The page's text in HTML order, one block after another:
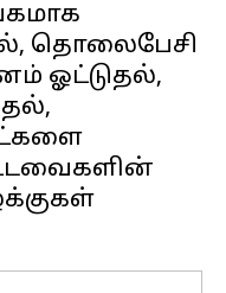
தொலைபேசி
ஓட்டுதல்,